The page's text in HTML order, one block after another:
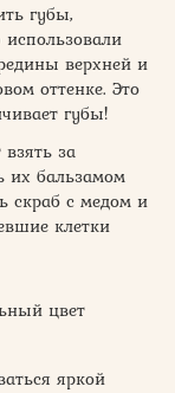
губы,
верхней и
оттенке. Это
губы!
за
их бальзамом
скраб с медом и
клетки
цвет
яркой